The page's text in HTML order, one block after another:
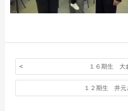
１６期生 大
１２期生 井元